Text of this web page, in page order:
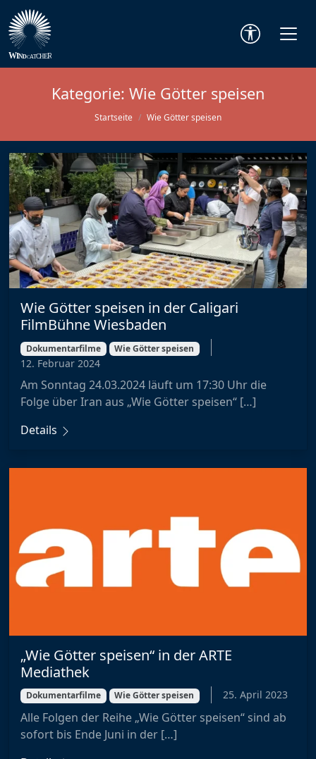
Kategorie: Wie Götter speisen
Startseite Wie Götter speisen
Wie Götter speisen in der Caligari
FilmBühne Wiesbaden
Dokumentarfilme Wie Götter speisen
12. Februar 2024
Am Sonntag 24.03.2024 läuft um 17:30 Uhr die
Folge über Iran aus „Wie Götter speisen“ […]
Details
„Wie Götter speisen“ in der ARTE
Mediathek
Dokumentarfilme Wie Götter speisen 25. April 2023
Alle Folgen der Reihe „Wie Götter speisen“ sind ab
sofort bis Ende Juni in der […]